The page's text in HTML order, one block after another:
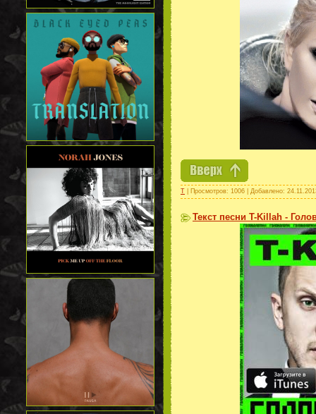
Т | Просмотров: 1006 | Добавлено:
Текст песни T-Killah -